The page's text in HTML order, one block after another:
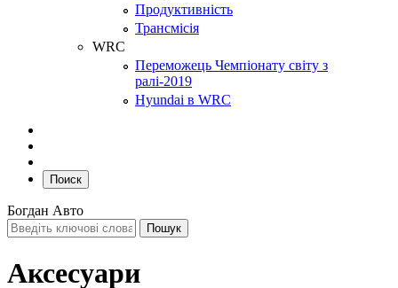
Продуктивність
Трансмісія
WRC
Переможець Чемпіонату світу з
ралі-2019
Hyundai в WRC
Поиск
Богдан Авто
Аксесуари